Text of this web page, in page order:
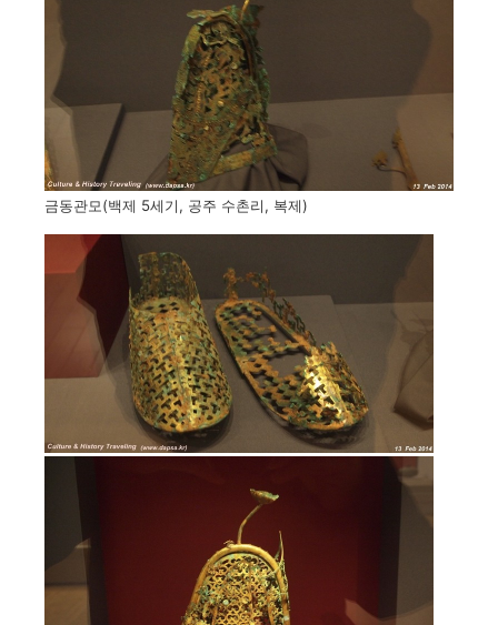
금동관모(백제 5세기, 공주 수촌리, 복제)